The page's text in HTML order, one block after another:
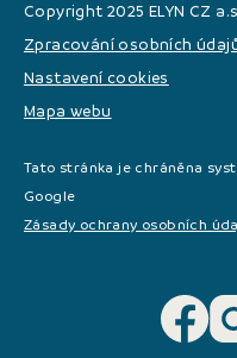
Copyright 2025 ELYN CZ
Zpracování osobních
Nastavení cookies
Mapa webu
Tato stránka je chráněna
Google
Zásady ochrany osobních